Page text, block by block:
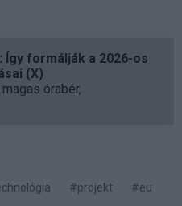
Így formálják a 2026-os
(X)
órabér,
#projekt
#eu